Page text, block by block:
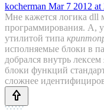
kocherman Mar 7 2012 at
Мне кажется логика dll
программирования. А,
утилитой типа
исполняемые блоки в
добрался внутрь
блоки функций
сложнее